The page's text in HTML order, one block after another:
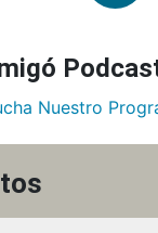
Nuestro